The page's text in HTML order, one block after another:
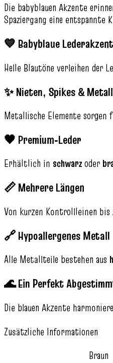
Die babyblauen Akzente
Spaziergang eine
💙 Babyblaue
Helle Blautöne verleihen der
✨ Nieten, Spikes &
Metallische Elemente sorgen
🖤 Premium‑Leder
Erhältlich in schwarzoder
📏 Mehrere Längen
Von kurzen Kontrollleinen
🔗 Hypoallergenes Metall
Alle Metallteile bestehen aus
🌊 Ein Perfekt
Die blauen Akzente
Zusätzliche Informationen
Braun